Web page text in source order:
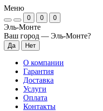
Меню
0 0 0
Эль-Монте
Ваш город — Эль-Монте?
О компании
Гарантия
Доставка
Услуги
Оплата
Контакты